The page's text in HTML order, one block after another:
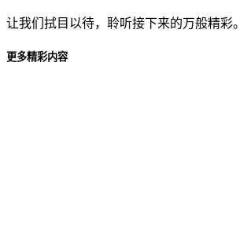
让我们拭目以待，聆听接下来的万般精彩。
更多精彩内容